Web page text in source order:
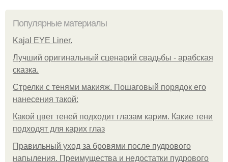
Популярные материалы
Kajal EYE Liner.
Лучший оригинальный сценарий свадьбы - арабская
сказка.
Стрелки с тенями макияж. Пошаговый порядок его
нанесения такой:
Какой цвет теней подходит глазам карим. Какие тени
подходят для карих глаз
Правильный уход за бровями после пудрового
напыления. Преимущества и недостатки пудрового